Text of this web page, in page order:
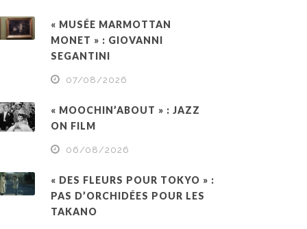
« MUSÉE MARMOTTAN
MONET » : GIOVANNI
SEGANTINI
07/08/2026
« MOOCHIN’ABOUT » : JAZZ
ON FILM
06/08/2026
« DES FLEURS POUR TOKYO » :
PAS D’ORCHIDÉES POUR LES
TAKANO